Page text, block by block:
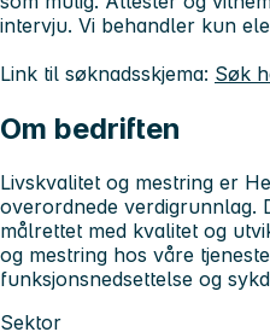
intervju. Vi behandler kun
Link til søknadsskjema: Søk
Om bedriften
Livskvalitet og mestring er
overordnede verdigrunnlag.
målrettet med kvalitet og
og mestring hos våre
funksjonsnedsettelse og
Sektor